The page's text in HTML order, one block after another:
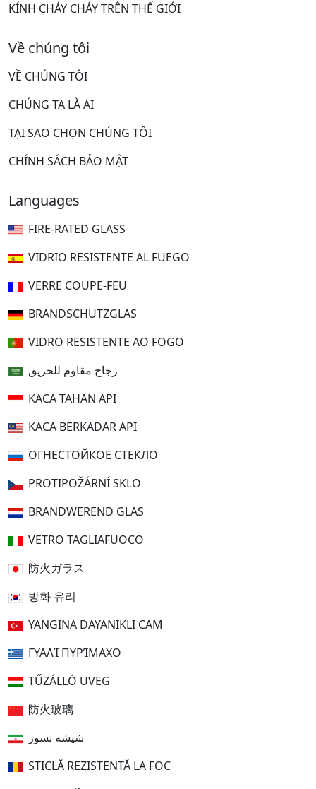
KÍNH CHÁY CHÁY TRÊN THẾ GIỚI
Về chúng tôi
VỀ CHÚNG TÔI
CHÚNG TA LÀ AI
TẠI SAO CHỌN CHÚNG TÔI
CHÍNH SÁCH BẢO MẬT
Languages
FIRE-RATED GLASS
VIDRIO RESISTENTE AL FUEGO
VERRE COUPE-FEU
BRANDSCHUTZGLAS
VIDRO RESISTENTE AO FOGO
زجاج مقاوم للحريق
KACA TAHAN API
KACA BERKADAR API
ОГНЕСТОЙКОЕ СТЕКЛО
PROTIPOŽÁRNÍ SKLO
BRANDWEREND GLAS
VETRO TAGLIAFUOCO
防火ガラス
방화 유리
YANGINA DAYANIKLI CAM
ΓΥΑΛΊ ΠΥΡΊΜΑΧΟ
TŰZÁLLÓ ÜVEG
防火玻璃
شیشه نسوز
STICLĂ REZISTENTĂ LA FOC